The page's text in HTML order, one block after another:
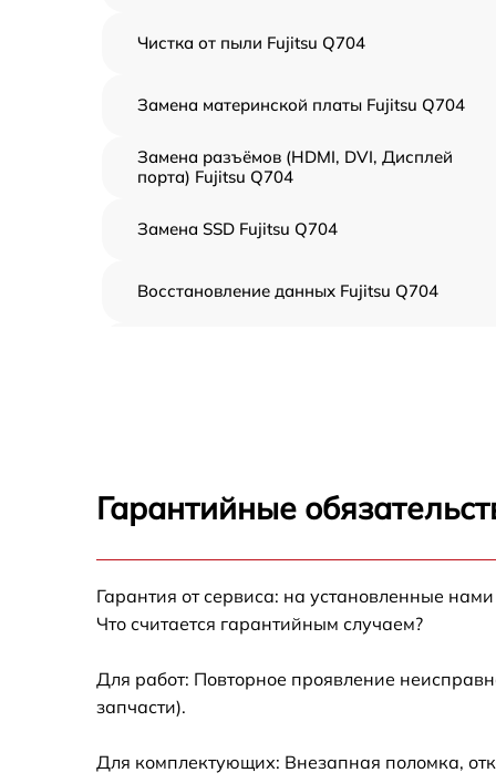
Чистка от пыли Fujitsu Q704
Замена материнской платы Fujitsu Q704
Замена разъёмов (HDMI, DVI, Дисплей
порта) Fujitsu Q704
Замена SSD Fujitsu Q704
Восстановление данных Fujitsu Q704
Замена системы охлаждения Fujitsu Q704
Гарантийные
Гарантия от сервиса: на установленные
Что считается гарантийным случаем?
Для работ: Повторное проявление
запчасти).
Для комплектующих: Внезапная поломка,